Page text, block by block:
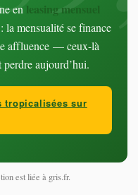
enleasing mensuel
la mensualité se finance
affluence — ceux-là
aujourd’hui.
tropicalisées sur
est liée à gris.fr.